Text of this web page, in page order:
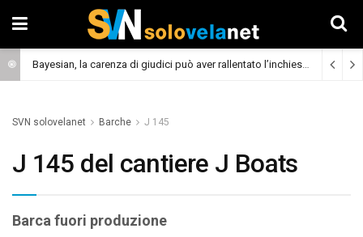
Bayesian, la carenza di giudici può aver rallentato l’inchiesta (Cronaca)
SVN solovelanet Barche J 145
J 145 del cantiere J Boats
Barca fuori produzione